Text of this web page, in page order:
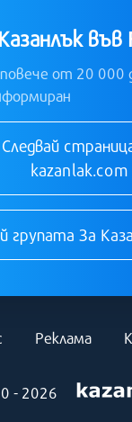
от 20 000
Следвай
kazanlak.com
групата За
- 2026
Реклама